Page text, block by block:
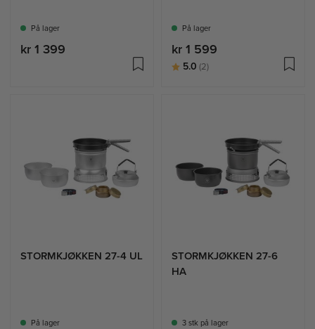
På lager
kr 1 399
På lager
kr 1 599
Karakter:
5.0 (2)av 5 mulige
STORMKJØKKEN 27-4 UL
På lager
STORMKJØKKEN 27-6
HA
3 stk på lager